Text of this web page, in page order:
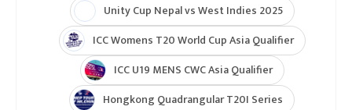
Unity Cup Nepal vs West Indies 2025
ICC Womens T20 World Cup Asia Qualifier
ICC U19 MENS CWC Asia Qualifier
Hongkong Quadrangular T20I Series